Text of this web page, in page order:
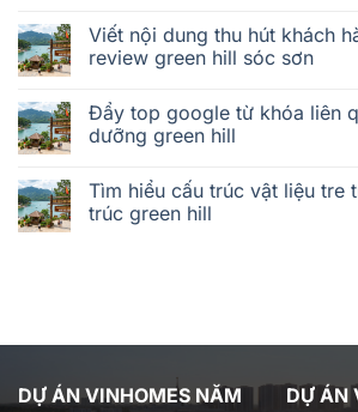
Viết nội dung thu hút khách
review green hill sóc sơn
Đẩy top google từ khóa liên
dưỡng green hill
Tìm hiểu cấu trúc vật liệu tre
trúc green hill
DỰ ÁN VINHOMES NĂM
DỰ ÁN